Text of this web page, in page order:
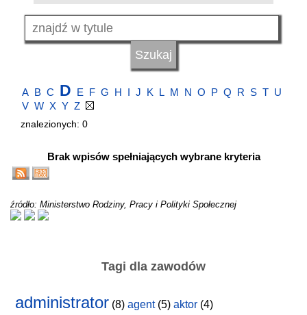
A B C D E F G H I J K L M N O P Q R S T U
V W X Y Z
znalezionych: 0
Brak wpisów spełniających wybrane kryteria
źródło: Ministerstwo Rodziny, Pracy i Polityki Społecznej
Tagi dla zawodów
administrator (8) agent(5) aktor (4)